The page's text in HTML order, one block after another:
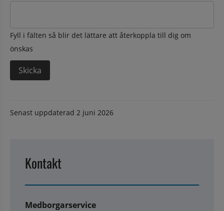
Fyll i fälten så blir det lättare att återkoppla till dig om
önskas
Senast uppdaterad 2 juni 2026
Kontakt
Medborgarservice